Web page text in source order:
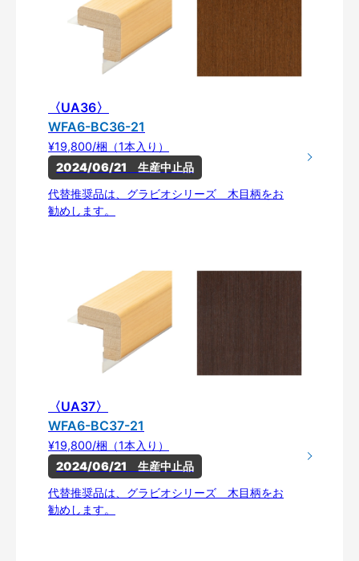
〈UA36〉
WFA6-BC36-21
¥19,800/梱（1本入り）
2024/06/21　生産中止品
代替推奨品は、グラビオシリーズ 木目柄をお
勧めします。
〈UA37〉
WFA6-BC37-21
¥19,800/梱（1本入り）
2024/06/21　生産中止品
代替推奨品は、グラビオシリーズ 木目柄をお
勧めします。